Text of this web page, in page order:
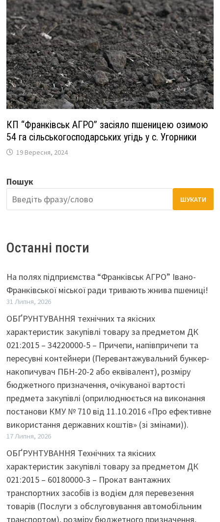
КП “Франківськ АГРО” засіяло пшеницею озимою
54 га сільськогосподарських угідь у с. Угорники
19 Вересня, 2024
Пошук
ШУКАТИ
Останні пости
На полях підприємства “Франківськ АГРО” Івано-
Франківської міської ради тривають жнива пшениці!
31 Липня, 2026
ОБҐРУНТУВАННЯ технічних та якісних
характеристик закупівлі товару за предметом ДК
021:2015 – 34220000-5 – Причепи, напівпричепи та
пересувні контейнери (Перевантажувальний бункер-
накопичувач ПБН-20-2 або еквівалент), розміру
бюджетного призначення, очікуваної вартості
предмета закупівлі (оприлюднюється на виконання
постанови КМУ № 710 від 11.10.2016 «Про ефективне
використання державних коштів» (зі змінами)).
17 Липня, 2026
ОБҐРУНТУВАННЯ Технічних та якісних
характеристик закупівлі товару за предметом ДК
021:2015 – 60180000-3 – Прокат вантажних
транспортних засобів із водієм для перевезення
товарів (Послуги з обслуговування автомобільним
транспортом), розміру бюджетного призначення,